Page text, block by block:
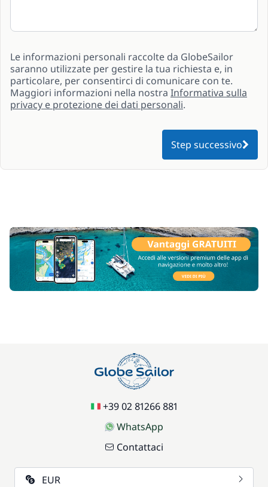
Le informazioni personali raccolte da GlobeSailor
saranno utilizzate per gestire la tua richiesta e, in
particolare, per consentirci di comunicare con te.
Maggiori informazioni nella nostra Informativa sulla
privacy e protezione dei dati personali.
Step successivo
+39 02 81266 881
WhatsApp
Contattaci
EUR